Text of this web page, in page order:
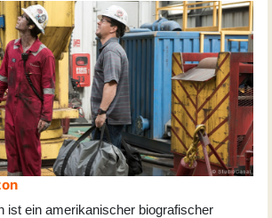
ist ein amerikanischer biografischer